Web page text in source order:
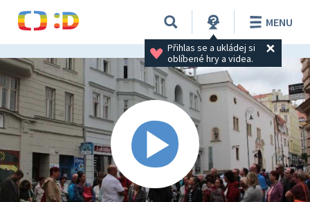
Přihlas se a ukládej si
oblíbené hry a videa.
MENU